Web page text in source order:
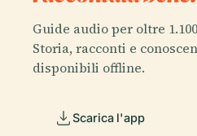
Guide audio per oltre
Storia, racconti e
disponibili offline.
Scarica l'app